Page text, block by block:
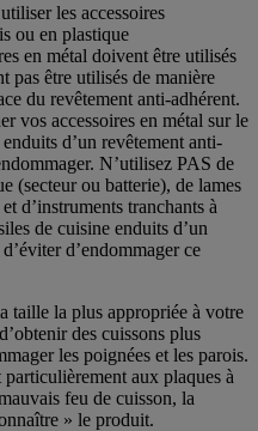
les accessoires
ou en plastique
en métal doivent être utilisés
pas être utilisés de manière
du revêtement anti-adhérent.
vos accessoires en métal sur le
d’un revêtement anti-
N’utilisez PAS de
(secteur ou batterie), de lames
d’instruments tranchants à
de cuisine enduits d’un
d’endommager ce
taille la plus appropriée à votre
des cuissons plus
les poignées et les parois.
particulièrement aux plaques à
feu de cuisson, la
» le produit.